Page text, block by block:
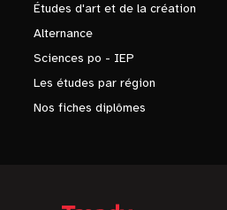
Études d'art et de la création
Alternance
Sciences po - IEP
Les études par région
Nos fiches diplômes